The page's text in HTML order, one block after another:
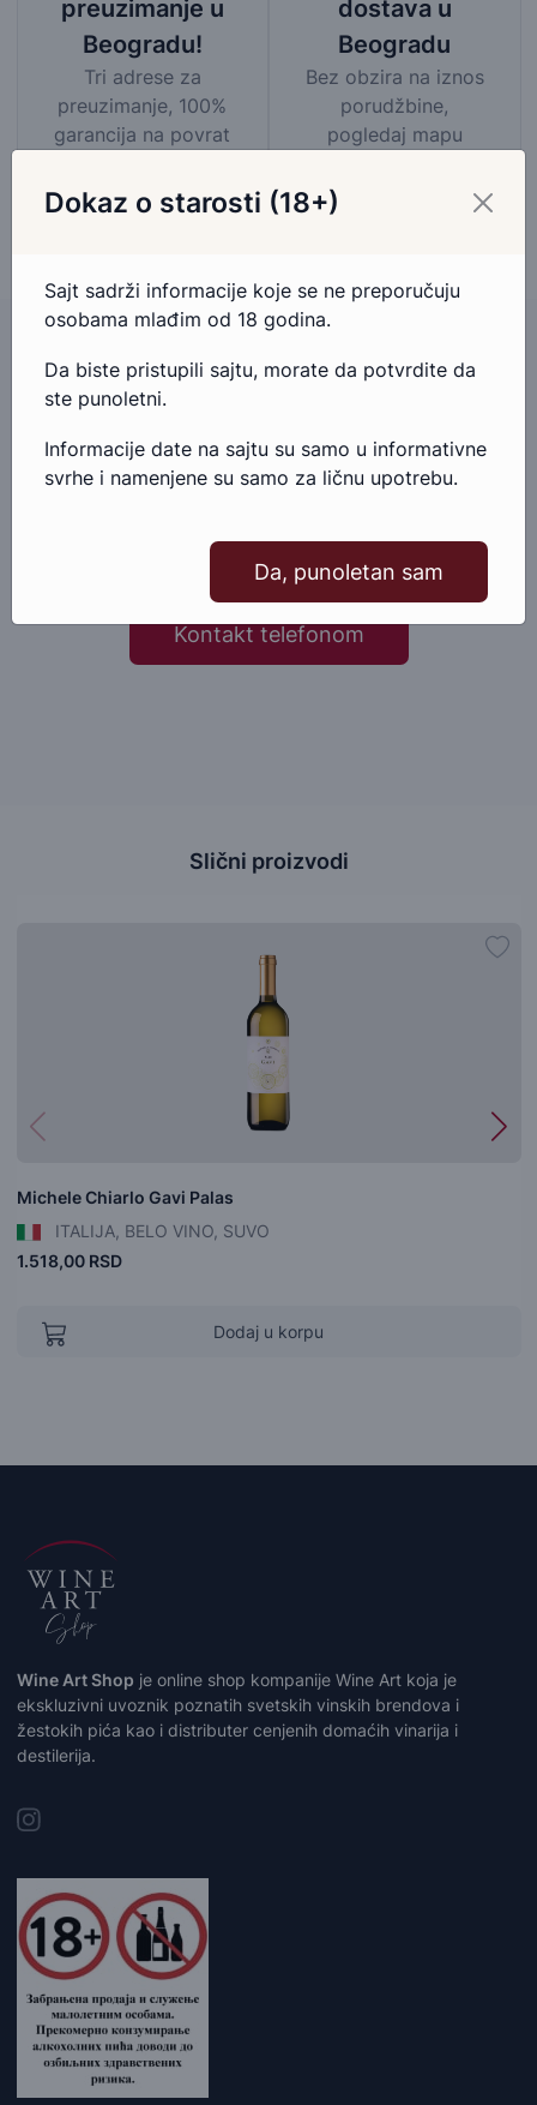
preuzimanje u
Beogradu!
Tri adrese za
preuzimanje, 100%
garancija na povrat
dostava u
Beogradu
Bez obzira na iznos
porudžbine,
pogledaj mapu
Imate pitanja u vezi ovog proizvoda?
Ako imate bilo kakva pitanja ili nedoumice u vezi ovog
proizvoda, slobodno nam se obratite.
Pošaljite email
Kontakt telefonom
Slični proizvodi
Michele Chiarlo Gavi Palas
ITALIJA, BELO VINO, SUVO
1.518,00 RSD
Dodaj u korpu
Wine Art Shop je online shop kompanije Wine Art koja je
ekskluzivni uvoznik poznatih svetskih vinskih brendova i
žestokih pića kao i distributer cenjenih domaćih vinarija i
destilerija.
Dokaz o starosti (18+)
Sajt sadrži informacije koje se ne preporučuju
osobama mlađim od 18 godina.
Da biste pristupili sajtu, morate da potvrdite da
ste punoletni.
Informacije date na sajtu su samo u informativne
svrhe i namenjene su samo za ličnu upotrebu.
Da, punoletan sam